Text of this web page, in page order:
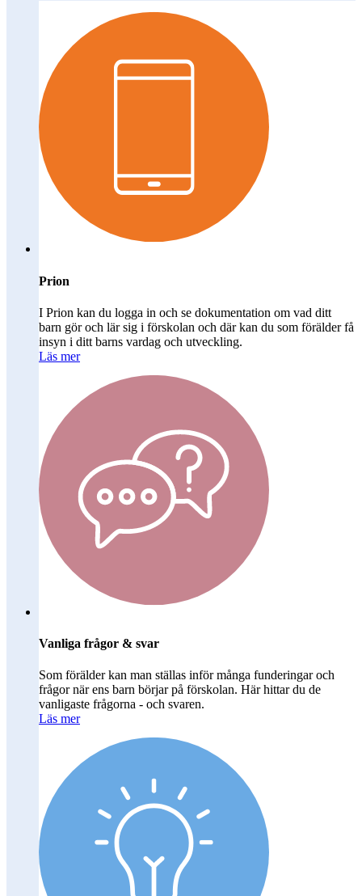
Prion
I Prion kan du logga in och se dokumentation om vad ditt
barn gör och lär sig i förskolan och där kan du som förälder få
insyn i ditt barns vardag och utveckling.
Läs mer
Vanliga frågor & svar
Som förälder kan man ställas inför många funderingar och
frågor när ens barn börjar på förskolan. Här hittar du de
vanligaste frågorna - och svaren.
Läs mer